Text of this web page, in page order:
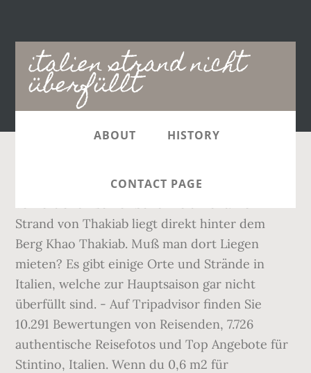
italien strand nicht
überfüllt
Main
navigation
ABOUT HISTORY
CONTACT PAGE
Obwohl der Strand mit Touristen überfüllt ist,
Strand von Thakiab liegt direkt hinter dem
Berg Khao Thakiab. Muß man dort Liegen
mieten? Es gibt einige Orte und Strände in
Italien, welche zur Hauptsaison gar nicht
überfüllt sind. - Auf Tripadvisor finden Sie
10.291 Bewertungen von Reisenden, 7.726
authentische Reisefotos und Top Angebote für
Stintino, Italien. Wenn du 0,6 m2 für